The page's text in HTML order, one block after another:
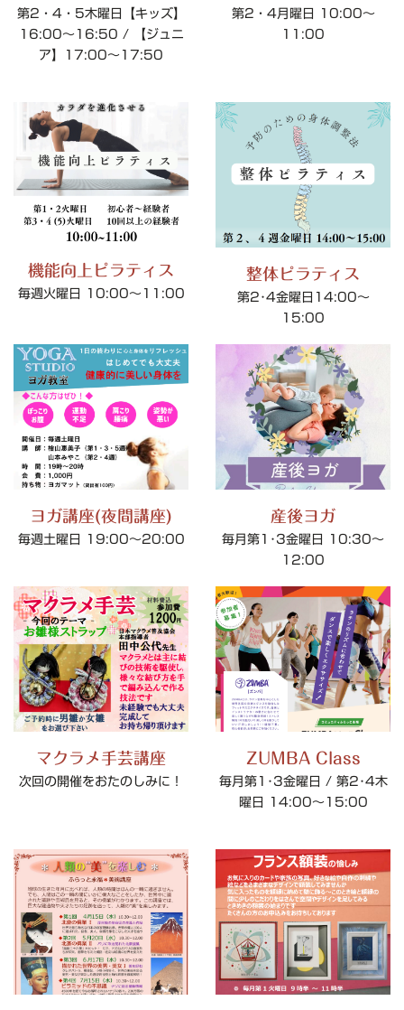
第2・4・5木曜日【キッズ】
16:00～16:50 / 【ジュニ
ア】17:00～17:50
第2・4月曜日 10:00～
11:00
機能向上ピラティス
毎週火曜日 10:00～11:00
整体ピラティス
第2･4金曜日14:00～
15:00
ヨガ講座(夜間講座)
毎週土曜日 19:00～20:00
産後ヨガ
毎月第1･3金曜日 10:30～
12:00
マクラメ手芸講座
次回の開催をおたのしみに！
ZUMBA Class
毎月第1･3金曜日 / 第2･4木
曜日 14:00～15:00